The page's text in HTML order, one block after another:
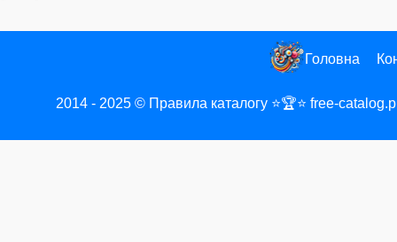
Головна
2014 - 2025© Правила каталогу ⭐🏆⭐ free-